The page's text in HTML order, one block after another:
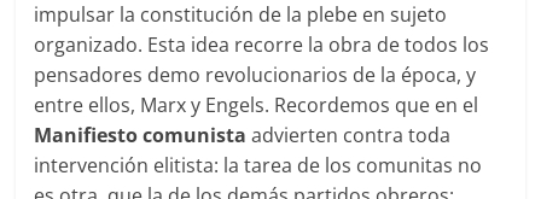
impulsar la constitución de la plebe en sujeto
organizado. Esta idea recorre la obra de todos los
pensadores demo revolucionarios de la época, y
entre ellos, Marx y Engels. Recordemos que en el
Manifiesto comunista advierten contra toda
intervención elitista: la tarea de los comunitas no